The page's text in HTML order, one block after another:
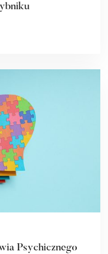
Psychicznego